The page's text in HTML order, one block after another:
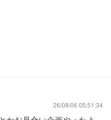
26/08/06 05:51:34